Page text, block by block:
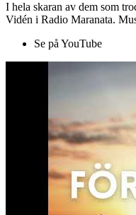
I hela skaran av dem som
Vidén i Radio Maranata.
Se på YouTube